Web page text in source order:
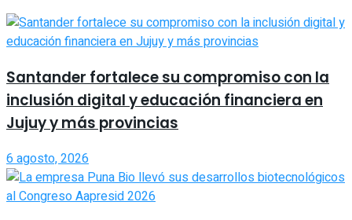
Santander fortalece su compromiso con la
inclusión digital y educación financiera en
Jujuy y más provincias
6 agosto, 2026